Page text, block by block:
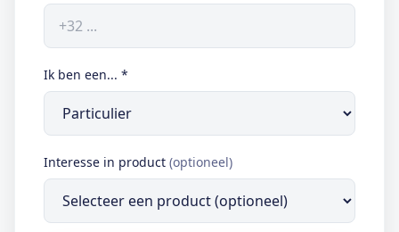
Ik ben een... *
Interesse in product (optioneel)